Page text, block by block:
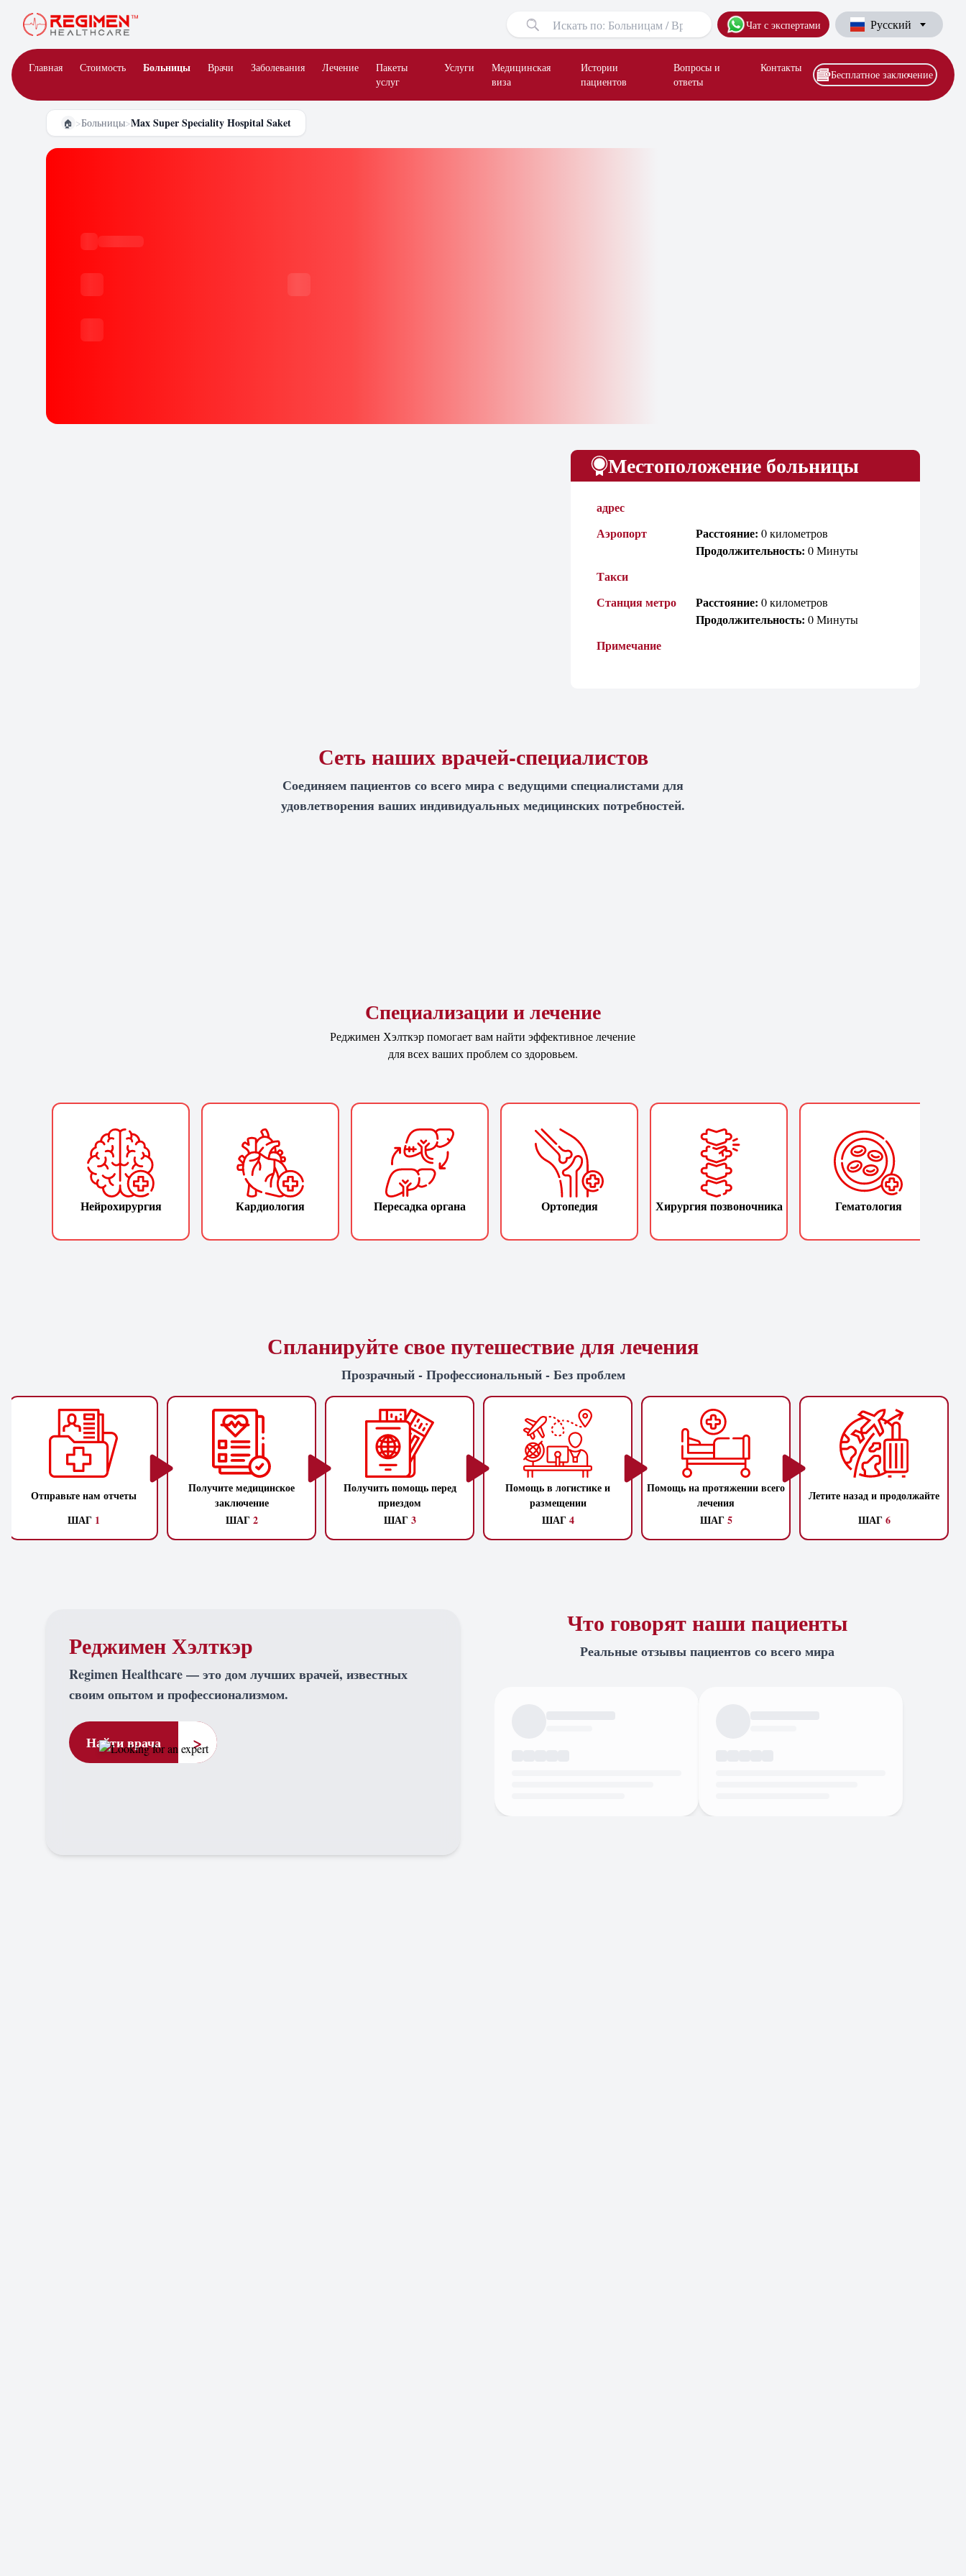
Чат с экспертами Русский
Главная Стоимость Больницы Врачи Заболевания Лечение
Пакеты
услуг
Услуги
Медицинская
виза
Истории
пациентов
Вопросы и
ответы
Контакты
Бесплатное заключение
🏠 >Больницы>Max Super Speciality Hospital Saket
Местоположение больницы
адрес
Аэропорт
Расстояние: 0 километров
Продолжительность: 0 Минуты
Такси
Станция метро
Расстояние: 0 километров
Продолжительность: 0 Минуты
Примечание
Сеть наших врачей-специалистов
Соединяем пациентов со всего мира с ведущими специалистами для
удовлетворения ваших индивидуальных медицинских потребностей.
Специализации и лечение
Реджимен Хэлткэр помогает вам найти эффективное лечение
для всех ваших проблем со здоровьем.
Нейрохирургия Кардиология Пересадка органа Ортопедия Хирургия позвоночника Гематология
Спланируйте свое путешествие для лечения
Прозрачный - Профессиональный - Без проблем
Отправьте нам отчеты
ШАГ 1
Получите медицинское
заключение
ШАГ2
Получить помощь перед
приездом
ШАГ3
Помощь в логистике и
размещении
ШАГ4
Помощь на протяжении всего
лечения
ШАГ5
Летите назад и продолжайте
ШАГ6
Реджимен Хэлткэр
Regimen Healthcare — это дом лучших врачей, известных
своим опытом и профессионализмом.
Найти врача >
Что говорят наши пациенты
Реальные отзывы пациентов со всего мира